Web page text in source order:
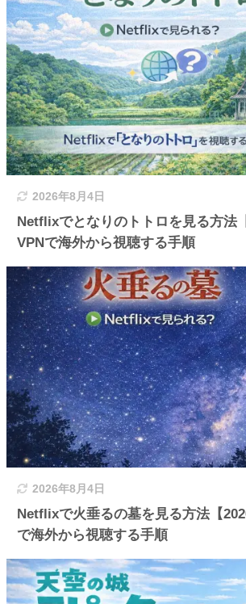
2026年8月4日
Netflixでとなりのトトロを見る方法
VPNで海外から視聴する手順
2026年8月4日
Netflixで火垂るの墓を見る方法【
で海外から視聴する手順